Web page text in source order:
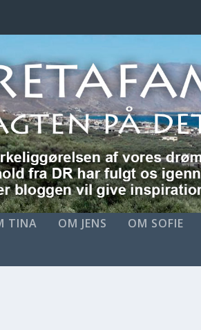
TINA OM JENS OM SOFIE